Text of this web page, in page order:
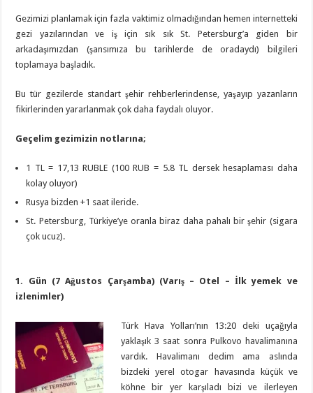
Gezimizi planlamak için fazla vaktimiz olmadığından hemen internetteki
gezi yazılarından ve iş için sık sık St. Petersburg’a giden bir
arkadaşımızdan (şansımıza bu tarihlerde de oradaydı) bilgileri
toplamaya başladık.
Bu tür gezilerde standart şehir rehberlerindense, yaşayıp yazanların
fikirlerinden yararlanmak çok daha faydalı oluyor.
Geçelim gezimizin notlarına;
1 TL = 17,13 RUBLE (100 RUB = 5.8 TL dersek hesaplaması daha
kolay oluyor)
Rusya bizden +1 saat ileride.
St. Petersburg, Türkiye’ye oranla biraz daha pahalı bir şehir (sigara
çok ucuz).
1. Gün (7 Ağustos Çarşamba) (Varış – Otel – İlk yemek ve
izlenimler)
Türk Hava Yolları’nın 13:20 deki uçağıyla
yaklaşık 3 saat sonra Pulkovo havalimanına
vardık. Havalimanı dedim ama aslında
bizdeki yerel otogar havasında küçük ve
köhne bir yer karşıladı bizi ve ilerleyen